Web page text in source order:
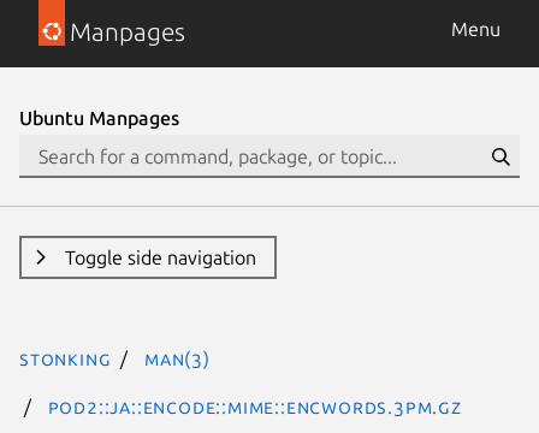
Manpages Menu
Ubuntu Manpages
Toggle side navigation
stonking man(3)
POD2::JA::Encode::MIME::EncWords.3pm.gz